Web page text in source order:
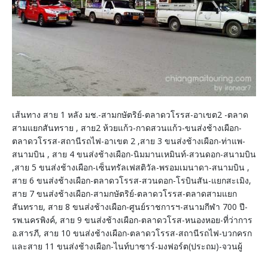
เส้นทาง สาย 1 หลัง มช.-สามกษัตริย์-ตลาดวโรรส-อาเขต2 -ตลาด
สามแยกสันทราย , สาย2 ห้วยแก้ว-กาดสวนแก้ว-ขนส่งช้างเผือก-
ตลาดวโรรส-สถานีรถไฟ-อาเขต 2 ,สาย 3 ขนส่งช้างเผือก-ท่าแพ-
สนามบิน , สาย 4 ขนส่งช้างเผือก-นิมมานเหมินท์-สวนดอก-สนามบิน
,สาย 5 ขนส่งช้างเผือก-เซ็นทรัลเฟสติวัล-พรอมเมนาดา-สนามบิน ,
สาย 6 ขนส่งช้างเผือก-ตลาดวโรรส-สวนดอก-โรบินสัน-แยกสะเมิง,
สาย 7 ขนส่งช้างเผือก-สามกษัตริย์-ตลาดวโรรส-ตลาดสามแยก
สันทราย, สาย 8 ขนส่งช้างเผือก-ศูนย์ราชการฯ-สนามกีฬา 700 ปี-
รพ.นครพิงค์, สาย 9 ขนส่งช้างเผือก-ตลาดวโรส-หนองหอย-ที่ว่าการ
อ.สารภี, สาย 10 ขนส่งช้างเผือก-ตลาดวโรรส-สถานีรถไฟ-บวกครก
และสาย 11 ขนส่งช้างเผือก-ไนท์บาซาร์-มงฟอร์ต(ประถม)-จวนผู้